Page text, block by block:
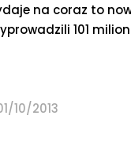
na coraz to
101
10/2013